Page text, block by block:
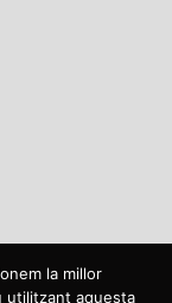
la millor
utilitzant aquesta